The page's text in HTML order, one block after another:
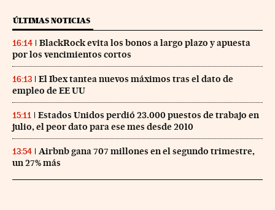
ÚLTIMAS NOTICIAS
16:14
BlackRock evita los bonos a largo plazo y apuesta
por los vencimientos cortos
16:13
El Ibex tantea nuevos máximos tras el dato de
empleo de EE UU
15:11
Estados Unidos perdió 23.000 puestos de trabajo en
julio, el peor dato para ese mes desde 2010
13:54
Airbnb gana 707 millones en el segundo trimestre,
un 27% más